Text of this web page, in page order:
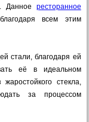
Данное ресторанное
всем этим
стали, благодаря ей
её в идеальном
стекла,
за процессом